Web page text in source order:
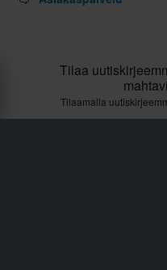
Tilaa
Tilaamalla